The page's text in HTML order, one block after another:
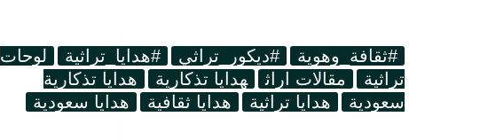
#ثقافة_وهوية #ديكور_تراثي #هدايا_تراثية
لوحات
تراثية
مقالات اراث هدايا تذكارية
هدايا تذكارية
سعودية
هدايا تراثية هدايا ثقافية هدايا سعودية